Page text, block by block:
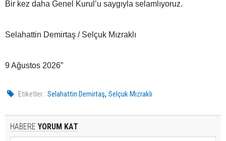
Bir kez daha Genel Kurul’u saygıyla selamlıyoruz.
Selahattin Demirtaş / Selçuk Mızraklı
9 Ağustos 2026”
Etiketler : Selahattin Demirtaş,Selçuk Mızraklı
HABERE YORUM KAT